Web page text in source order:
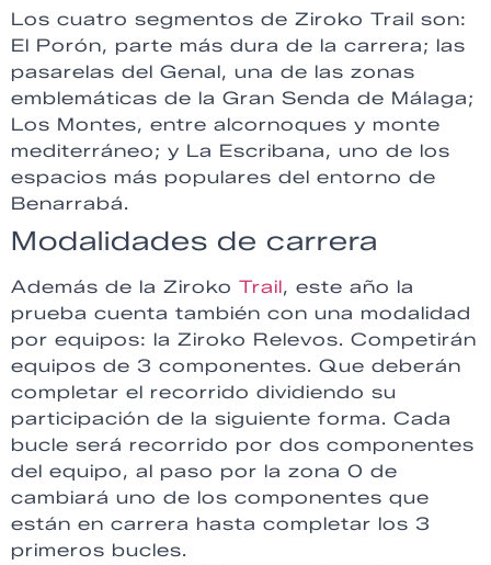
Los cuatro segmentos de Ziroko Trail son:
El Porón, parte más dura de la carrera; las
pasarelas del Genal, una de las zonas
emblemáticas de la Gran Senda de Málaga;
Los Montes, entre alcornoques y monte
mediterráneo; y La Escribana, uno de los
espacios más populares del entorno de
Benarrabá.
Modalidades de carrera
Además de la Ziroko Trail, este año la
prueba cuenta también con una modalidad
por equipos: la Ziroko Relevos. Competirán
equipos de 3 componentes. Que deberán
completar el recorrido dividiendo su
participación de la siguiente forma. Cada
bucle será recorrido por dos componentes
del equipo, al paso por la zona 0 de
cambiará uno de los componentes que
están en carrera hasta completar los 3
primeros bucles.